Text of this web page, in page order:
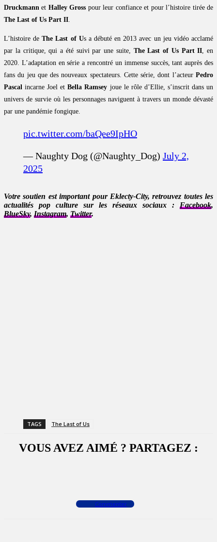
Druckmann et Halley Gross pour leur confiance et pour l’histoire tirée de
The Last of Us Part II.
L’histoire deThe Last of Us a débuté en 2013 avec un jeu vidéo acclamé
par la critique, qui a été suivi par une suite, The Last of Us Part II, en
2020. L’adaptation en série a rencontré un immense succès, tant auprès des
fans du jeu que des nouveaux spectateurs. Cette série, dont l’acteur Pedro
Pascal incarne Joel etBella Ramsey joue le rôle d’Ellie, s’inscrit dans un
univers de survie où les personnages naviguent à travers un monde dévasté
par une pandémie fongique.
pic.twitter.com/baQee9IpHO
— Naughty Dog (@Naughty_Dog) July 2,
2025
Votre soutien est important pour Eklecty-City, retrouvez toutes les
actualités pop culture sur les réseaux sociaux : Facebook,
BlueSky, Instagram, Twitter.
TAGS The Last of Us
VOUS AVEZ AIMÉ ? PARTAGEZ :
Commenter